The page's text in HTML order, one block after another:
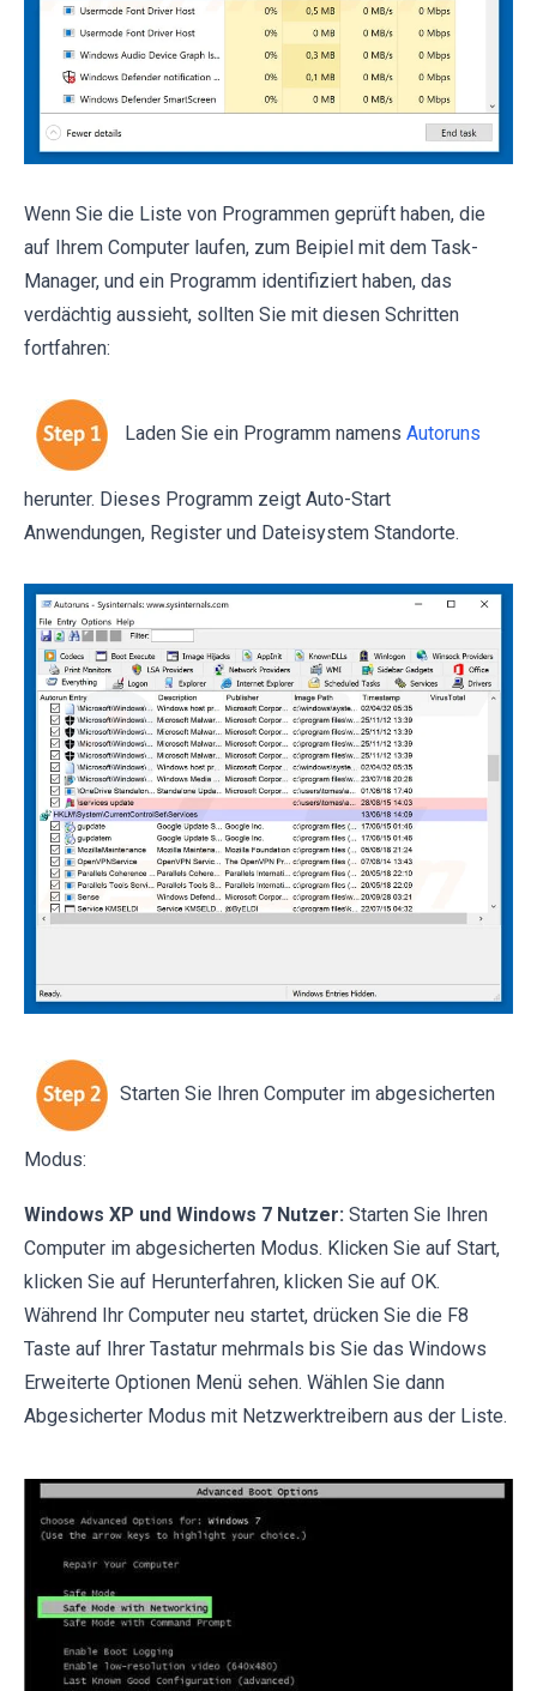
Wenn Sie die Liste von Programmen geprüft haben, die
auf Ihrem Computer laufen, zum Beipiel mit dem Task-
Manager, und ein Programm identifiziert haben, das
verdächtig aussieht, sollten Sie mit diesen Schritten
fortfahren:
Laden Sie ein Programm namens Autoruns
herunter. Dieses Programm zeigt Auto-Start
Anwendungen, Register und Dateisystem Standorte.
Starten Sie Ihren Computer im abgesicherten
Modus:
Windows XP und Windows 7 Nutzer: Starten Sie Ihren
Computer im abgesicherten Modus. Klicken Sie auf Start,
klicken Sie auf Herunterfahren, klicken Sie auf OK.
Während Ihr Computer neu startet, drücken Sie die F8
Taste auf Ihrer Tastatur mehrmals bis Sie das Windows
Erweiterte Optionen Menü sehen. Wählen Sie dann
Abgesicherter Modus mit Netzwerktreibern aus der Liste.